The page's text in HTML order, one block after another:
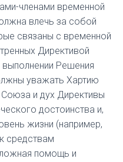
членами временной
влечь за собой
связаны с временной
Директивой
Решения
уважать Хартию
и дух Директивы
достоинства и,
жизни (например,
средствам
помощь и